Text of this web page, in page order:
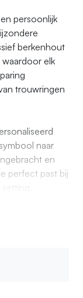
persoonlijk
berkenhout
elk
trouwringen
naar
en
perfect past bij
kunnen
en authentiek.